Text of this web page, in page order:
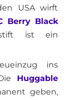
USA wirft
Berry Black
ist ein
ins
Huggable
geben,